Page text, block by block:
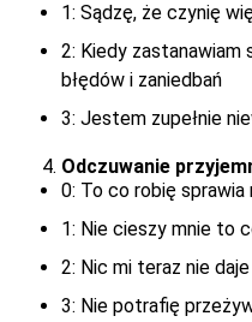
1: Sądzę, że czynię
2: Kiedy zastanawiam
błędów i zaniedbań
3: Jestem zupełnie
Odczuwanie
0: To co robię sprawia
1: Nie cieszy mnie to
2: Nic mi teraz nie
3: Nie potrafię